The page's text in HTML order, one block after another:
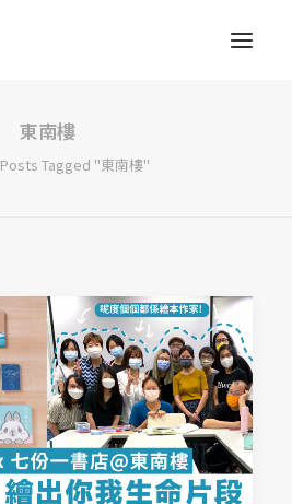
東南樓
Posts Tagged "東南樓"